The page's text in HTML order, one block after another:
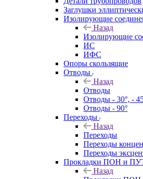
Заглушки
Изолирующие
Назад
Изолирующие
ИС
ИФС
Опоры скользящие
Отводы
Назад
Отводы
Отводы - 30°, -
Отводы - 90°
Переходы
Назад
Переходы
Переходы
Переходы
Прокладки ПОН и
Назад